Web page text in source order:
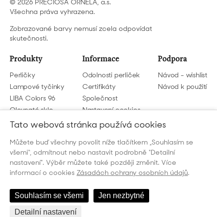
© 2026 PRECIOSA ORNELA, a.s.
Všechna práva vyhrazena.
Zobrazované barvy nemusí zcela odpovídat
skutečnosti.
Produkty
Perličky
Lampové tyčinky
LIBA Colors 96
Olovnaté sklo
Informace
Odolnosti perliček
Certifikáty
Společnost
Nastavení cookies
GDPR
Podpora
Návod - wishlist
Návod k použití
Napište nám
beads@preciosa.com
Tato webová stránka používá cookies
Můžete buď všechny povolit níže tlačítkem „Souhlasím se
všemi“, odmítnout nebo nastavit podrobně "Detailní
nastavení". Výběr můžete také později změnit. Více
informací o cookies Zásadách ochrany osobních údajů.
Souhlasím se všemi
Jen nezbytné
Detailní nastavení